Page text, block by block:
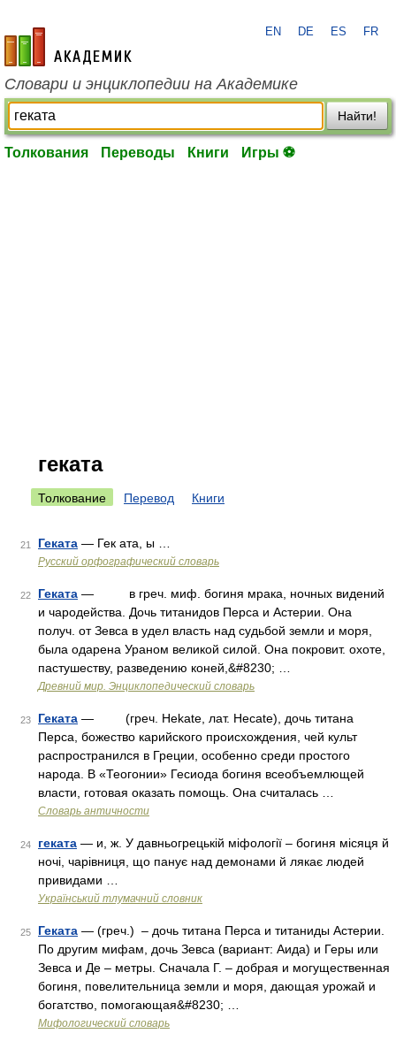
academic.ru
EN DE ES FR
Словари и энциклопедии на Академике
Найти!
Толкования Переводы Книги Игры ⚽
геката
Толкование Перевод Книги
21 Геката — Гек ата, ы …
Русский орфографический словарь
22 Геката — в греч. миф. богиня мрака, ночных видений
и чародейства. Дочь титанидов Перса и Астерии. Она
получ. от Зевса в удел власть над судьбой земли и моря,
была одарена Ураном великой силой. Она покровит. охоте,
пастушеству, разведению коней,&#8230; …
Древний мир. Энциклопедический словарь
23 Геката — (греч. Hekate, лат. Hecate), дочь титана
Перса, божество карийского происхождения, чей культ
распространился в Греции, особенно среди простого
народа. В «Теогонии» Гесиода богиня всеобъемлющей
власти, готовая оказать помощь. Она считалась …
Словарь античности
24 геката — и, ж. У давньогрецькій міфології – богиня місяця й
ночі, чарівниця, що панує над демонами й лякає людей
привидами …
Український тлумачний словник
25 Геката — (греч.) – дочь титана Перса и титаниды Астерии.
По другим мифам, дочь Зевса (вариант: Аида) и Геры или
Зевса и Де – метры. Сначала Г. – добрая и могущественная
богиня, повелительница земли и моря, дающая урожай и
богатство, помогающая&#8230; …
Мифологический словарь